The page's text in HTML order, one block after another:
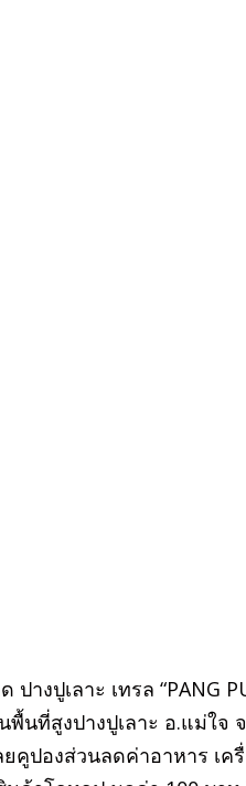
างปูเลาะ เทรล “PANG
ที่สูงปางปูเลาะ อ.แม่ใจ จ
คูปองส่วนลดค่าอาหาร เ